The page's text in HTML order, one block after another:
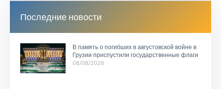
Последние новости
В память о погибших в августовской войне в
Грузии приспустили государственные флаги
08/08/2026